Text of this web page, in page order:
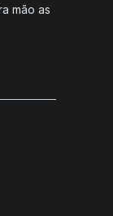
mão as